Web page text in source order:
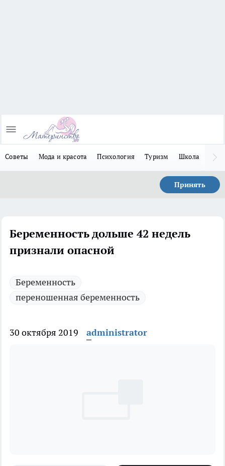
Советы Мода и красота Психология Туризм Школа
Принять
Беременность дольше 42 недель
признали опасной
Беременность
переношенная беременность
30 октября 2019 administrator